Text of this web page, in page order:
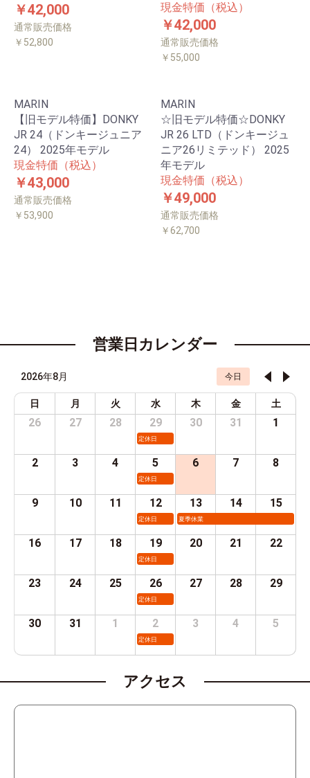
￥42,000
通常販売価格
￥52,800
現金特価（税込）
￥42,000
通常販売価格
￥55,000
MARIN
【旧モデル特価】DONKY
JR 24（ドンキージュニア
24） 2025年モデル
現金特価（税込）
￥43,000
通常販売価格
￥53,900
MARIN
☆旧モデル特価☆DONKY
JR 26 LTD（ドンキージュ
ニア26リミテッド） 2025
年モデル
現金特価（税込）
￥49,000
通常販売価格
￥62,700
営業日カレンダー
2026年8月 今日
日 月 火 水 木 金 土
26 27 28 29
定休日
30 31 1
2 3 4 5
定休日
6 7 8
9 10 11 12
定休日
13
夏季休業
14 15
16 17 18 19
定休日
20 21 22
23 24 25 26
定休日
27 28 29
30 31 1 2
定休日
3 4 5
アクセス